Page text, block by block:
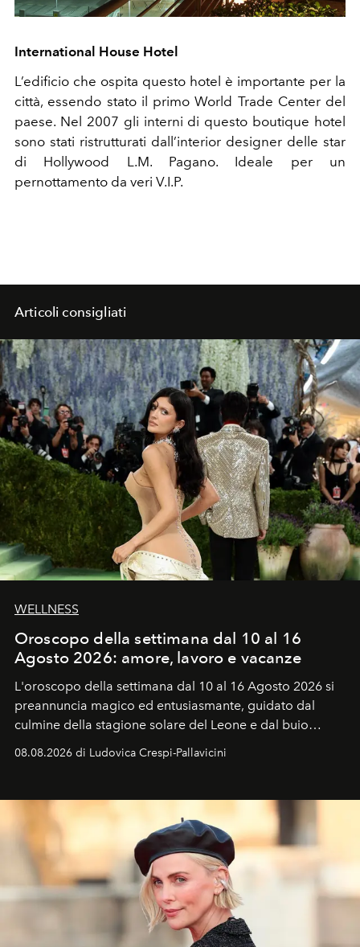
International House Hotel
L’edificio che ospita questo hotel è importante per la
città, essendo stato il primo World Trade Center del
paese. Nel 2007 gli interni di questo boutique hotel
sono stati ristrutturati dall’interior designer delle star
di Hollywood L.M. Pagano. Ideale per un
pernottamento da veri V.I.P.
Articoli consigliati
WELLNESS
Oroscopo della settimana dal 10 al 16
Agosto 2026: amore, lavoro e vacanze
L'oroscopo della settimana dal 10 al 16 Agosto 2026 si
preannuncia magico ed entusiasmante, guidato dal
culmine della stagione solare del Leone e dal buio
ideale per la notte delle Perseidi.
08.08.2026 di Ludovica Crespi-Pallavicini